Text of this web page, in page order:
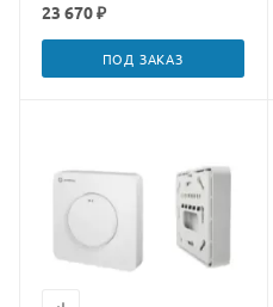
23 670 ₽
ПОД ЗАКАЗ